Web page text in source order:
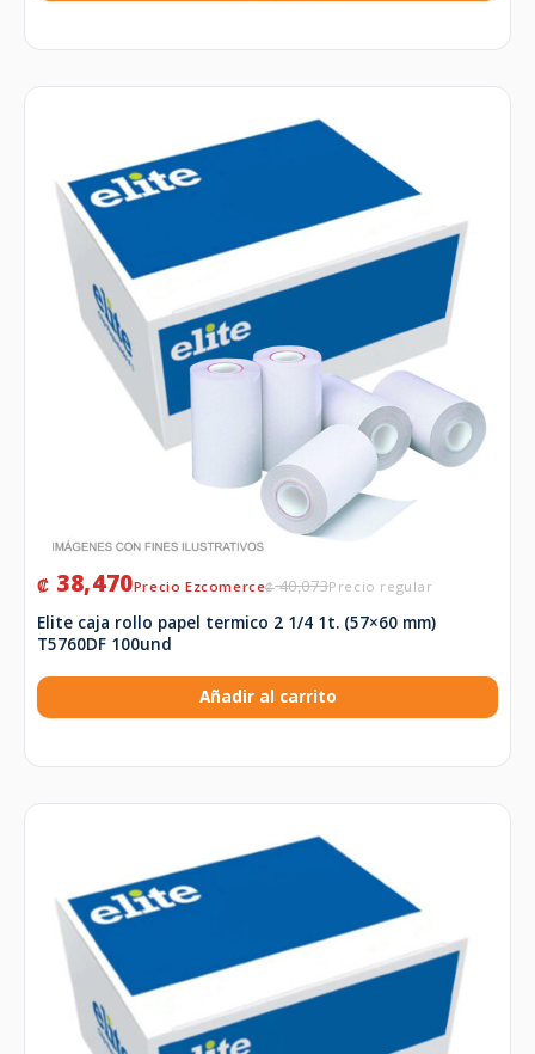
₡40,073
₡ 38,470
Elite caja rollo papel termico 2 1/4 1t. (57×60 mm)
T5760DF 100und
Añadir al carrito